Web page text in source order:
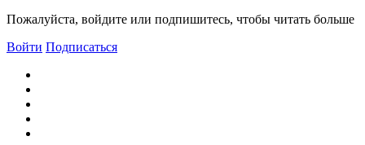
Пожалуйста, войдите или подпишитесь, чтобы читать больше
Войти Подписаться